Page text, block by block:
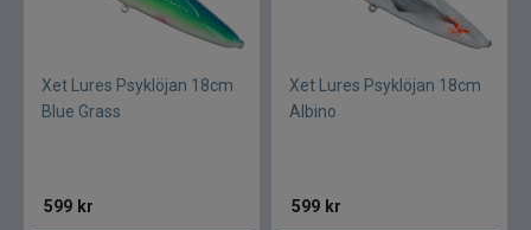
Westin
Wolfcreek Lures
Xet Lures Psyklöjan 18cm
Blue Grass
599 kr
Xet Lures Psyklöjan 18cm
Albino
599 kr